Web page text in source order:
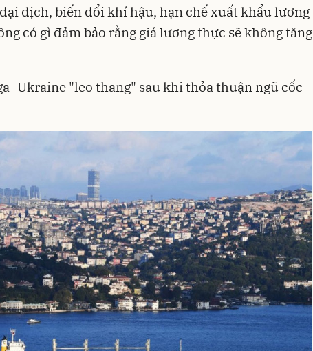
dịch, biến đổi khí hậu, hạn chế xuất khẩu lương
có gì đảm bảo rằng giá lương thực sẽ không tăng
Ukraine "leo thang" sau khi thỏa thuận ngũ cốc